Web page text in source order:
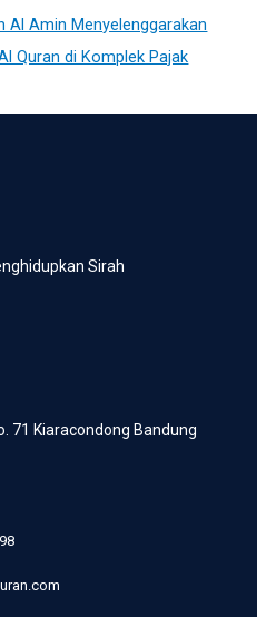
Al Amin Menyelenggarakan
Quran di Komplek Pajak
Sirah
71 Kiaracondong Bandung